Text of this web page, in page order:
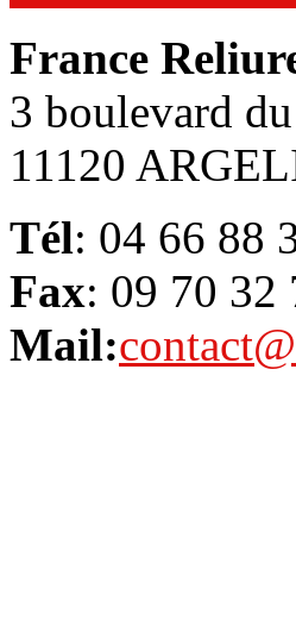
France
3 boulevard
11120
Tél: 04 66 88
Fax: 09 70 32
Mail: